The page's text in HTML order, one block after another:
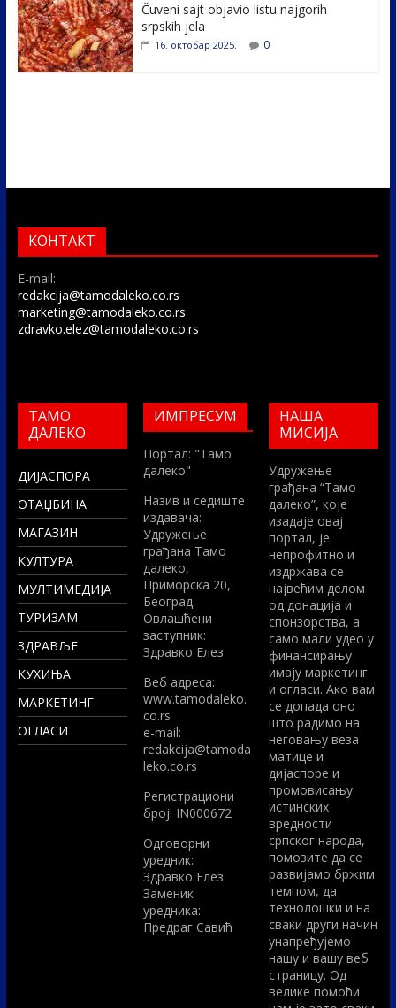
Čuveni sajt objavio listu najgorih
srpskih jela
16. октобар 2025. 0
КОНТАКТ
E-mail:
redakcija@tamodaleko.co.rs
marketing@tamodaleko.co.rs
zdravko.elez@tamodaleko.co.rs
ТАМО
ДАЛЕКО
ДИЈАСПОРА
ОТАЏБИНА
МАГАЗИН
КУЛТУРА
МУЛТИМЕДИЈА
ТУРИЗАМ
ЗДРАВЉЕ
КУХИЊА
МАРКЕТИНГ
ОГЛАСИ
ИМПРЕСУМ
Портал: "Тамо
далеко"
Назив и седиште
издавача:
Удружење
грађана Тамо
далеко,
Приморска 20,
Београд
Овлашћени
заступник:
Здравко Елез
Вeб адреса:
www.tamodaleko.
co.rs
e-mail:
redakcija@tamoda
leko.co.rs
Регистрациони
број: IN000672
Одговорни
уредник:
Здравко Елез
Заменик
уредника:
Предраг Савић
НАША
МИСИЈА
Удружење
грађана “Тамо
далеко”, које
изадаје овај
портал, је
непрофитно и
издржава се
највећим делом
од донација и
спонзорства, а
само мали удео у
финансирању
имају маркетинг
и огласи. Ако вам
се допада оно
што радимо на
неговању веза
матице и
дијаспоре и
промовисању
истинских
вредности
српског народа,
помозите да се
развијамо бржим
темпом, да
технолошки и на
сваки други начин
унапређујемо
нашу и вашу веб
страницу. Од
велике помоћи